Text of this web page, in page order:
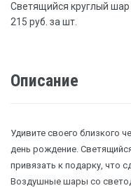
Светящийся круглый шар
215 руб. за шт.
Описание
Удивите своего близкого
день рождение.
привязать к подарку, что
Воздушные шары со